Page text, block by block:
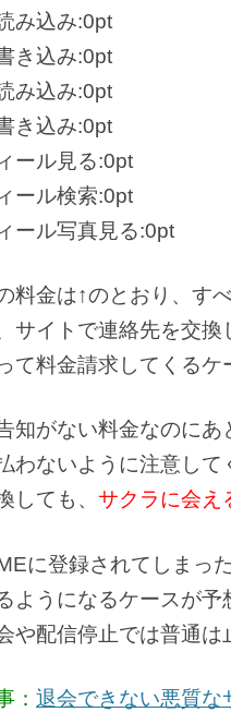
み込み:0pt
き込み:0pt
み込み:0pt
き込み:0pt
ール見る:0pt
ール検索:0pt
ール写真見る:0pt
料金は↑のとおり、す
サイトで連絡先を交
て料金請求してくるケ
知がない料金なのに
わないように注意し
しても、 サクラに会え
に登録されてしまっ
ようになるケースが
や配信停止では普通は
： 退会できない悪質な